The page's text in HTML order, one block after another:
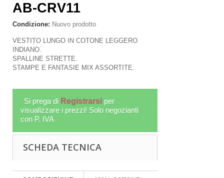
AB-CRV11
Condizione: Nuovo prodotto
VESTITO LUNGO IN COTONE LEGGERO
INDIANO.
SPALLINE STRETTE.
STAMPE E FANTASIE MIX ASSORTITE.
Si prega di Registrarsi per
visualizzare i prezzi! Solo negozianti
con P. IVA
SCHEDA TECNICA